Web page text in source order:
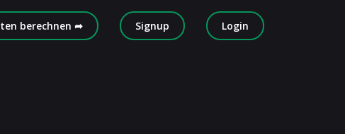
berechnen ➦ Signup Login